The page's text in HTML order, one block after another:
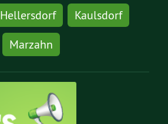
Hellersdorf
Kaulsdorf
Marzahn